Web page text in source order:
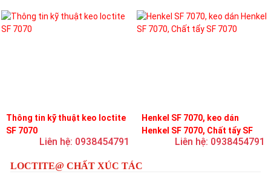
Thông tin kỹ thuật keo loctite
SF 7070
Liên hệ: 0938454791
Henkel SF 7070, keo dán
Henkel SF 7070, Chất tẩy SF
Liên hệ: 0938454791
LOCTITE@ CHẤT XÚC TÁC